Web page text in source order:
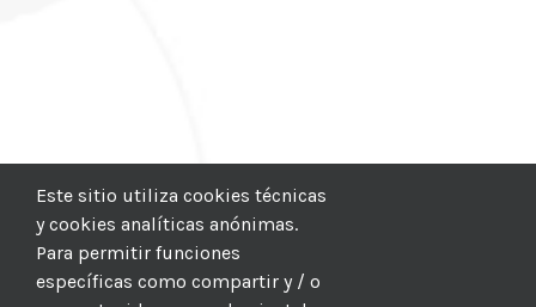
Este sitio utiliza cookies técnicas
y cookies analíticas anónimas.
Para permitir funciones
específicas como compartir y / o